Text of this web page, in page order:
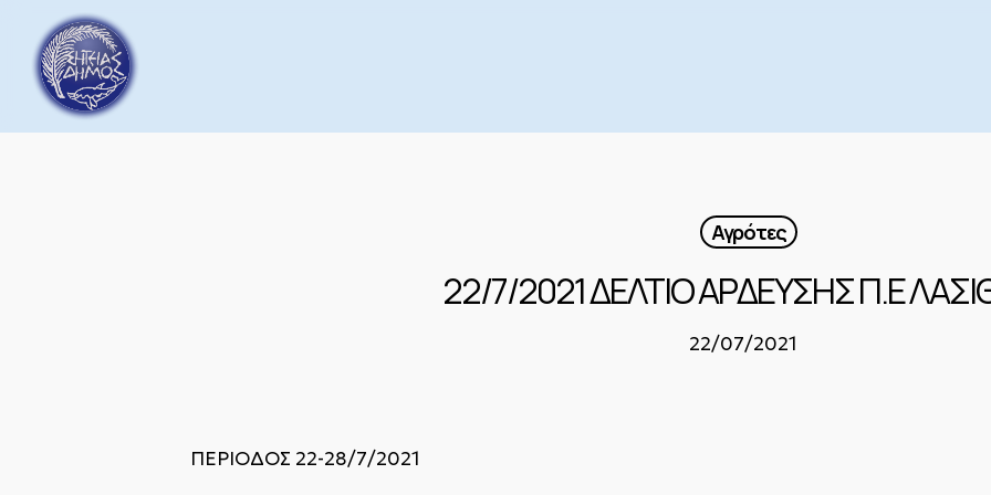
main
content
Αγρότες
22/7/2021 ΔΕΛΤΙΟ ΑΡΔΕΥΣΗΣ Π.Ε
22/07/2021
ΠΕΡΙΟΔΟΣ 22-28/7/2021